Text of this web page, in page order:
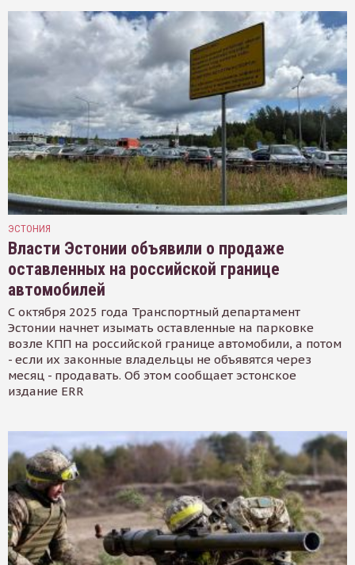
ЭСТОНИЯ
Власти Эстонии объявили о продаже
оставленных на российской границе
автомобилей
С октября 2025 года Транспортный департамент
Эстонии начнет изымать оставленные на парковке
возле КПП на российской границе автомобили, а потом
- если их законные владельцы не объявятся через
месяц - продавать. Об этом сообщает эстонское
издание ERR